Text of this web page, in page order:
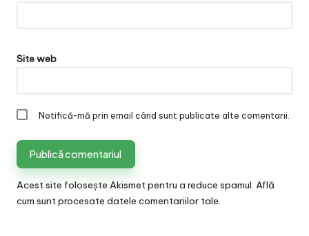
Site web
Notifică-mă prin email când sunt publicate alte comentarii.
Acest site folosește Akismet pentru a reduce spamul. Află
cum sunt procesate datele comentariilor tale.